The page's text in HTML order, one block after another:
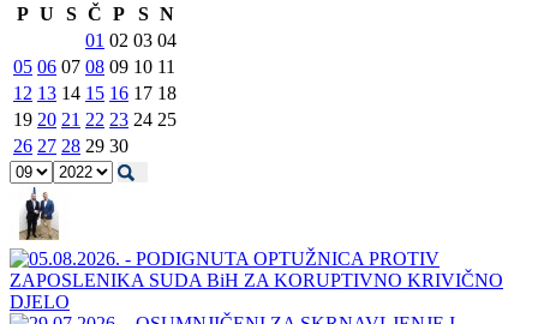
P U S Č P S N
01 02 03 04
05 06 07 08 09 10 11
12 13 14 15 16 17 18
19 20 21 22 23 24 25
26 27 28 29 30